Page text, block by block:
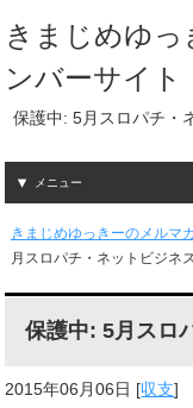
きまじめゆ
ンバーサイト
保護中: 5月スロパチ・
メニュー
きまじめゆっきーのメルマ
月スロパチ・ネットビジネ
保護中: 5月スロ
2015年06月06日 [収支]